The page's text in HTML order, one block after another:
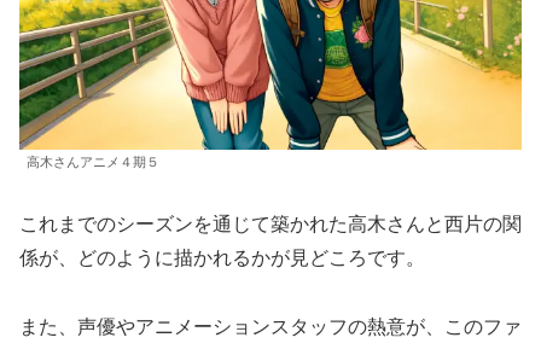
高木さんアニメ４期５
これまでのシーズンを通じて築かれた高木さんと西片の関
係が、どのように描かれるかが見どころです。
また、声優やアニメーションスタッフの熱意が、このファ